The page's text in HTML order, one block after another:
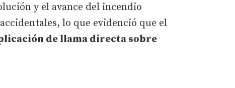
y el avance del incendio
lo que evidenció que el
de llama directa sobre